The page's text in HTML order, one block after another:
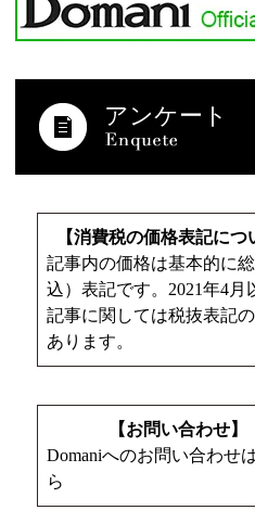
アンケート
【消費税の価格表記につ
記事内の価格は基本的に
込）表記です。2021年4月
記事に関しては税抜表記
あります。
【お問い合わせ】
Domaniへのお問い合わせ
ら